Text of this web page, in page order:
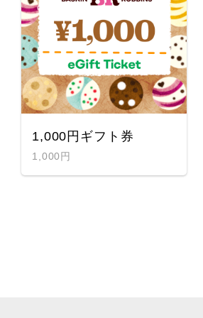
1,000円ギフト券
1,000円